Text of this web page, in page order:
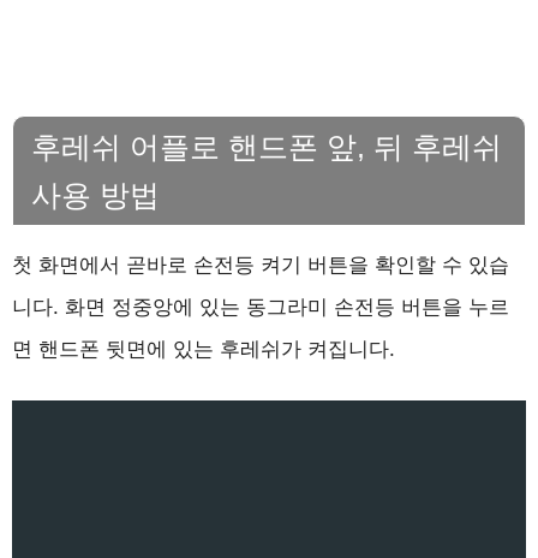
후레쉬 어플로 핸드폰 앞, 뒤 후레쉬
사용 방법
첫 화면에서 곧바로 손전등 켜기 버튼을 확인할 수 있습
니다. 화면 정중앙에 있는 동그라미 손전등 버튼을 누르
면 핸드폰 뒷면에 있는 후레쉬가 켜집니다.